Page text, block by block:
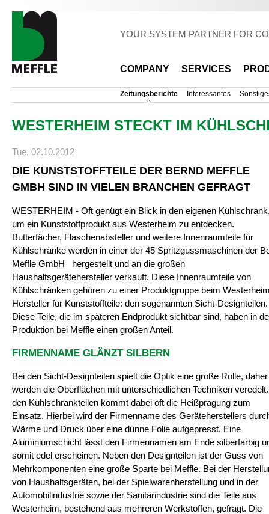
YOUR SYSTEM PARTNER FOR
COMPANY SERVICES
Zeitungsberichte Interessantes
WESTERHEIM STECKT IM
Tue, 02.10.2012
DIE KUNSTSTOFFTEILE DER BERND MEFFLE
GMBH SIND IN VIELEN BRANCHEN GEFRAGT
WESTERHEIM - Oft genügt ein Blick in den eigenen
um ein Kunststoffprodukt aus Westerheim zu entdecken.
Butterfächer, Flaschenabsteller und weitere Innenraumteile für
Kühlschränke werden in einer der 45 Spritzgussmaschinen der
Meffle GmbH hergestellt und an die großen
Haushaltsgerätehersteller verkauft. Diese Innenraumteile von
Kühlschränken gehören zu einer Produktgruppe beim
Hersteller für Kunststoffteile: den sogenannten Sicht-Designteilen.
Diese Teile, die im späteren Endprodukt sichtbar sind, haben in
Produktion bei Meffle einen großen Anteil.
FIRMENNAME GLÄNZT SILBERN
Bei den Sicht-Designteilen spielt die Optik eine große Rolle, daher
werden die Oberflächen mit unterschiedlichen Techniken
den Kühlschrankteilen kommt dabei oft die Heißprägung zum
Einsatz. Hierbei wird der Firmenname des Geräteherstellers
Wärme und Druck über eine dünne Folie aufgepresst. Eine
Aluminiumschicht lässt den Firmennamen am Ende silberfarbig
somit edel erscheinen. Neben den Designteilen ist der Guss von
Mehrkomponenten eine große Sparte bei Meffle. Bei der
von Haushaltsgeräten, bei der Spielwarenherstellung und in der
Automobilindustrie sowie der Sanitärindustrie sind die Teile aus
Westerheim, bestehend aus mehreren Werkstoffen, gefragt. Die